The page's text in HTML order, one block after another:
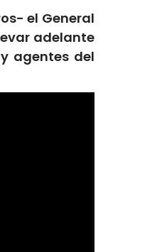
el General
adelante
agentes del